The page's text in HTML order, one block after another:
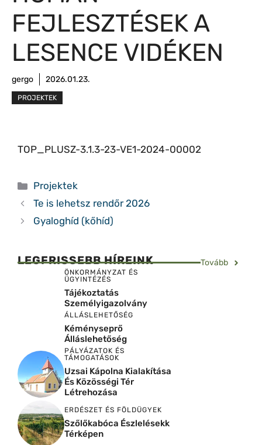
FEJLESZTÉSEK A
LESENCE VIDÉKEN
gergo 2026.01.23.
PROJEKTEK
TOP_PLUSZ-3.1.3-23-VE1-2024-00002
Kategória
Projektek
Te is lehetsz rendőr 2026
Gyaloghíd (kőhíd)
LEGFRISSEBB HÍREINK Tovább
ÖNKORMÁNYZAT ÉS
ÜGYINTÉZÉS
Tájékoztatás
Személyigazolvány
ÁLLÁSLEHETŐSÉG
Kéményseprő
Álláslehetőség
PÁLYÁZATOK ÉS
TÁMOGATÁSOK
Uzsai Kápolna Kialakítása
És Közösségi Tér
Létrehozása
ERDÉSZET ÉS FÖLDÜGYEK
Szőlőkabóca Észlelésekk
Térképen